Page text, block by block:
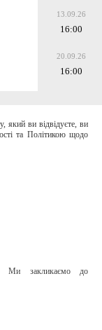
13.09.26
16:00
20.09.26
16:00
який ви відвідуєте, ви
та Політикою щодо
Ми закликаємо до